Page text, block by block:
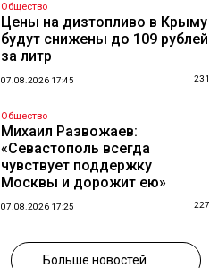
Общество
Цены на дизтопливо в Крыму
будут снижены до 109 рублей
за литр
07.08.2026 17:45 231
Общество
Михаил Развожаев:
«Севастополь всегда
чувствует поддержку
Москвы и дорожит ею»
07.08.2026 17:25 227
Больше новостей